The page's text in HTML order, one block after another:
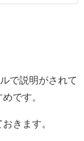
で説明がされて
です。
きます。